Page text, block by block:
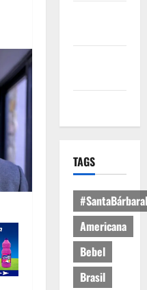
TAGS
Americana
Bebel
Brasil